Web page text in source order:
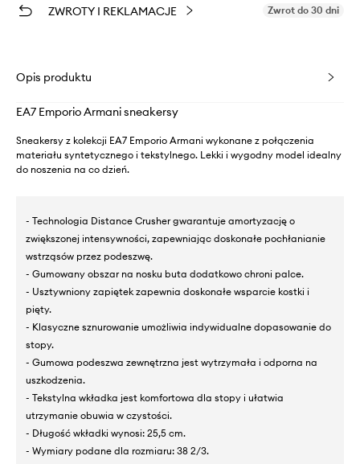
ZWROTY I REKLAMACJE Zwrot do 30 dni
Opis produktu
EA7 Emporio Armani sneakersy
Sneakersy z kolekcji EA7 Emporio Armani wykonane z połączenia
materiału syntetycznego i tekstylnego. Lekki i wygodny model idealny
do noszenia na co dzień.
- Technologia Distance Crusher gwarantuje amortyzację o
zwiększonej intensywności, zapewniając doskonałe pochłanianie
wstrząsów przez podeszwę.
- Gumowany obszar na nosku buta dodatkowo chroni palce.
- Usztywniony zapiętek zapewnia doskonałe wsparcie kostki i
pięty.
- Klasyczne sznurowanie umożliwia indywidualne dopasowanie do
stopy.
- Gumowa podeszwa zewnętrzna jest wytrzymała i odporna na
uszkodzenia.
- Tekstylna wkładka jest komfortowa dla stopy i ułatwia
utrzymanie obuwia w czystości.
- Długość wkładki wynosi: 25,5 cm.
- Wymiary podane dla rozmiaru: 38 2/3.